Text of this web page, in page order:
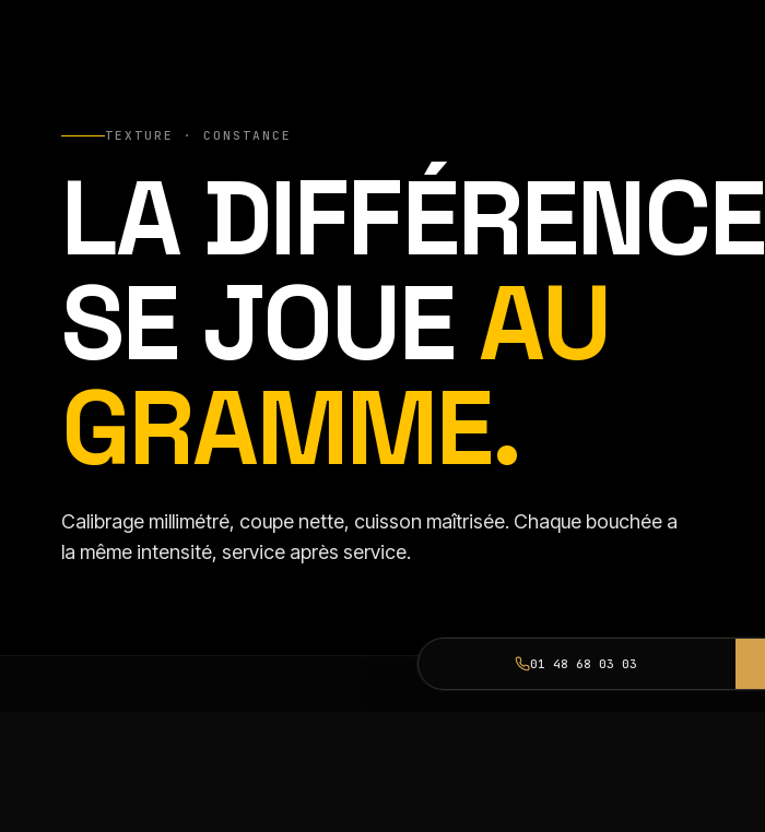
TEXTURE · CONSTANCE
LA DIFFÉRENCE
SE JOUEAU
GRAMME.
Calibrage millimétré, coupe nette, cuisson maîtrisée. Chaque bouchée a
la même intensité, service après service.
01 48 68 03 03